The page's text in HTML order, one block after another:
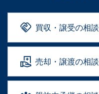
買収・譲受の相談
売却・譲渡の相談